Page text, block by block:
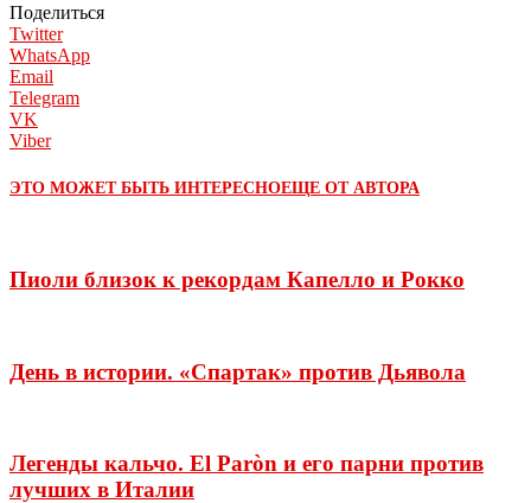
Поделиться
Twitter
WhatsApp
Email
Telegram
VK
Viber
ЭТО МОЖЕТ БЫТЬ ИНТЕРЕСНОЕЩЕ ОТ АВТОРА
Пиоли близок к рекордам Капелло и Рокко
День в истории. «Спартак» против Дьявола
Легенды кальчо. El Paròn и его парни против
лучших в Италии